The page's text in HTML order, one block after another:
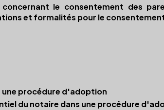
concernant le consentement des
et formalités pour le
une procédure d'adoption
du notaire dans une procédure